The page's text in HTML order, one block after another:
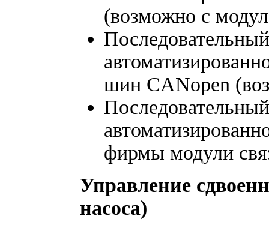
(возможно с
шин CANopen
фирмы модули
Управление
насоса)